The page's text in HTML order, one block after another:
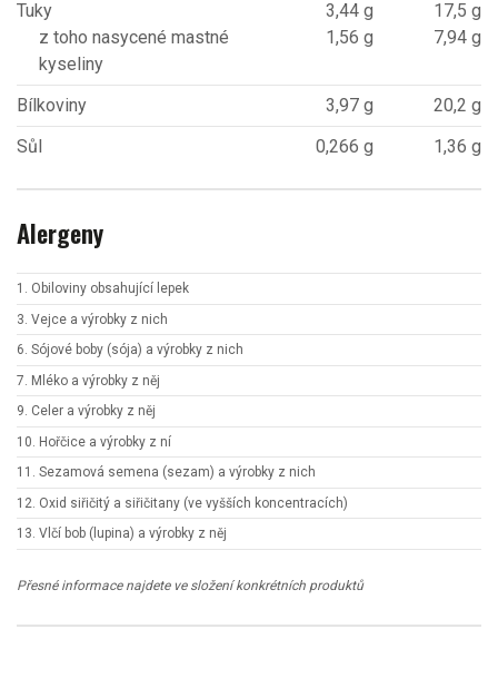
Tuky
z toho nasycené mastné
kyseliny
3,44 g
1,56 g
17,5 g
7,94 g
Bílkoviny 3,97 g
20,2 g
Sůl
0,266 g 1,36 g
Alergeny
1. Obiloviny obsahující lepek
3. Vejce a výrobky z nich
6. Sójové boby (sója) a výrobky z nich
7. Mléko a výrobky z něj
9. Celer a výrobky z něj
10. Hořčice a výrobky z ní
11. Sezamová semena (sezam) a výrobky z nich
12. Oxid siřičitý a siřičitany (ve vyšších koncentracích)
13. Vlčí bob (lupina) a výrobky z něj
Přesné informace najdete ve složení konkrétních produktů